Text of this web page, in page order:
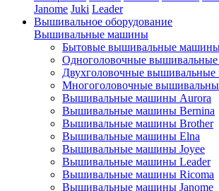
Janome Juki Leader
Вышивальное оборудование
Вышивальные машины
Бытовые вышивальные
Одноголовочные
Двухголовочные
Многоголовочные
Вышивальные машины Aurora
Вышивальные машины Bernina
Вышивальные машины Brother
Вышивальные машины Elna
Вышивальные машины Joyee
Вышивальные машины Leader
Вышивальные машины Ricoma
Вышивальные машины Janome